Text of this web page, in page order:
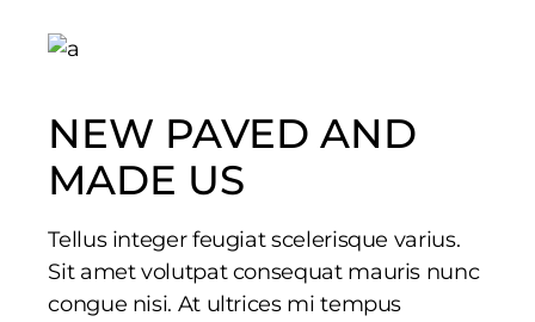
NEW PAVED AND
MADE US
Tellus integer feugiat scelerisque varius.
Sit amet volutpat consequat mauris nunc
congue nisi. At ultrices mi tempus